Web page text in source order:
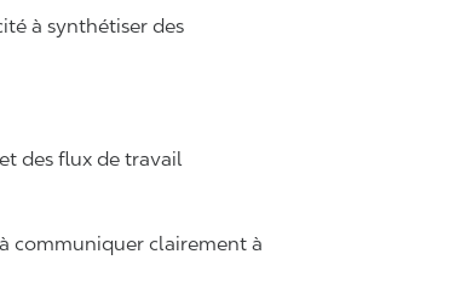
à synthétiser des
des flux de travail
communiquer clairement à